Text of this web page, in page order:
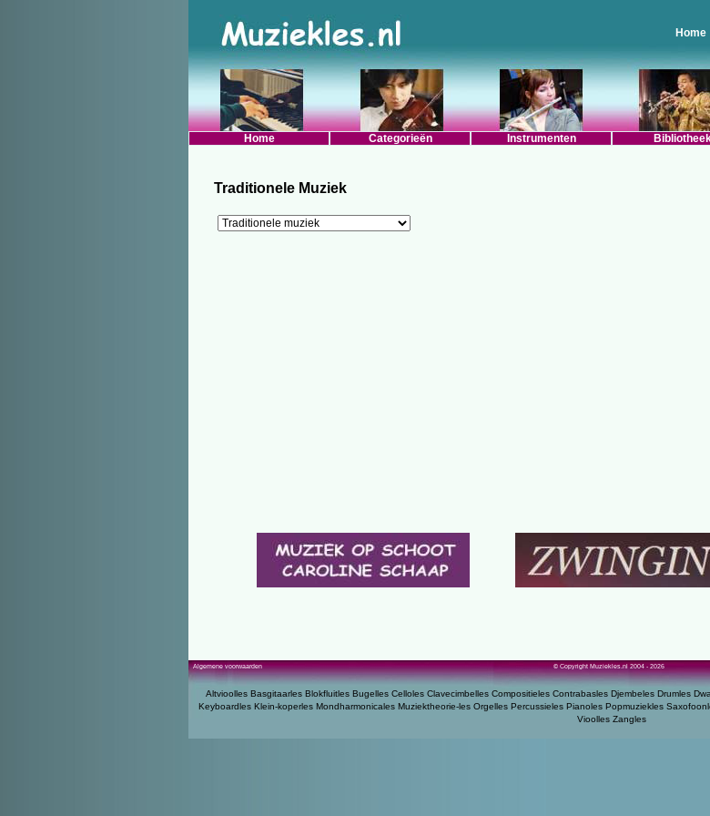
Home
Home Categorieën Instrumenten
Traditionele Muziek
Algemene voorwaarden © Copyright Muziekles.nl 2004 - 2026
Altvioolles Basgitaarles Blokfluitles Bugelles Celloles Clavecimbelles Compositieles Contrabasles Djembeles Drumles
Keyboardles Klein-koperles Mondharmonicales Muziektheorie-les Orgelles Percussieles Pianoles Popmuziekles
Vioolles Zangles